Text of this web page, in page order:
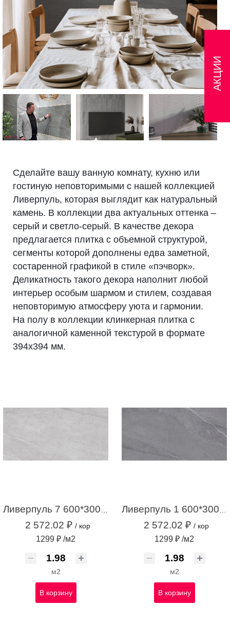
Сделайте вашу ванную комнату, кухню или
гостиную неповторимыми с нашей коллекцией
Ливерпуль, которая выглядит как натуральный
камень. В коллекции два актуальных оттенка –
серый и светло-серый. В качестве декора
предлагается плитка с объемной структурой,
сегменты которой дополнены едва заметной,
состаренной графикой в стиле «пэчворк».
Деликатность такого декора наполнит любой
интерьер особым шармом и стилем, создавая
неповторимую атмосферу уюта и гармонии.
На полу в коллекции клинкерная плитка с
аналогичной каменной текстурой в формате
394х394 мм.
Ливерпуль 7 600*300*8,5 белый (1,98м2 /11 шт)
2 572.02 ₽ / кор
1299 ₽ /м2
м2
В корзину
Ливерпуль 1 600*300*8,5 серый (1,98м2 / 11шт)
2 572.02 ₽ / кор
1299 ₽ /м2
м2
В корзину
АКЦИИ